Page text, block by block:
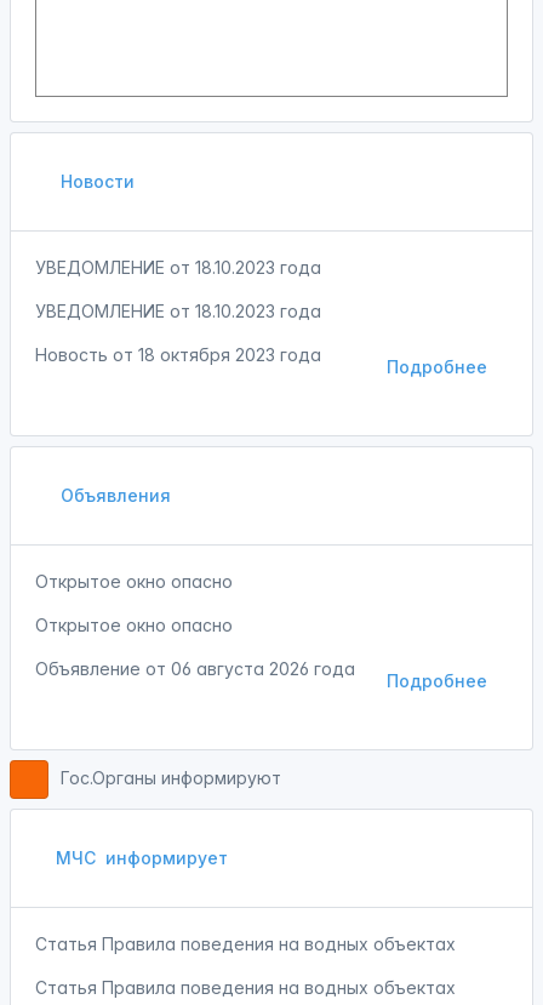
Новости
УВЕДОМЛЕНИЕ от 18.10.2023 года
УВЕДОМЛЕНИЕ от 18.10.2023 года
Подробнее
Новость от 18 октября 2023 года
Объявления
Открытое окно опасно
Открытое окно опасно
Подробнее
Объявление от 06 августа 2026 года
Гос.Органы информируют
МЧС информирует
Статья Правила поведения на водных объектах
Статья Правила поведения на водных объектах